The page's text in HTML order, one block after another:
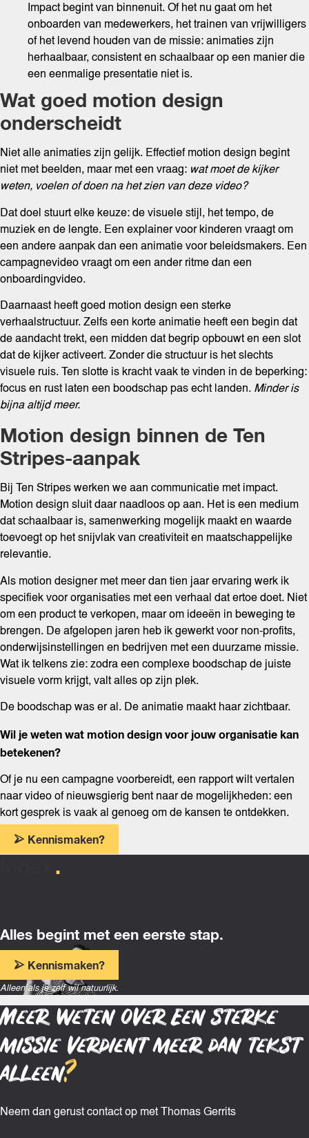
Impact begint van binnenuit. Of het nu gaat om het
onboarden van medewerkers, het trainen van vrijwilligers
of het levend houden van de missie: animaties zijn
herhaalbaar, consistent en schaalbaar op een manier die
een eenmalige presentatie niet is.
Wat goed motion design
onderscheidt
Niet alle animaties zijn gelijk. Effectief motion design begint
niet met beelden, maar met een vraag: wat moet de kijker
weten, voelen of doen na het zien van deze video?
Dat doel stuurt elke keuze: de visuele stijl, het tempo, de
muziek en de lengte. Een explainer voor kinderen vraagt om
een andere aanpak dan een animatie voor beleidsmakers. Een
campagnevideo vraagt om een ander ritme dan een
onboardingvideo.
Daarnaast heeft goed motion design een sterke
verhaalstructuur. Zelfs een korte animatie heeft een begin dat
de aandacht trekt, een midden dat begrip opbouwt en een slot
dat de kijker activeert. Zonder die structuur is het slechts
visuele ruis. Ten slotte is kracht vaak te vinden in de beperking:
focus en rust laten een boodschap pas echt landen. Minder is
bijna altijd meer.
Motion design binnen de Ten
Stripes-aanpak
Bij Ten Stripes werken we aan communicatie met impact.
Motion design sluit daar naadloos op aan. Het is een medium
dat schaalbaar is, samenwerking mogelijk maakt en waarde
toevoegt op het snijvlak van creativiteit en maatschappelijke
relevantie.
Als motion designer met meer dan tien jaar ervaring werk ik
specifiek voor organisaties met een verhaal dat ertoe doet. Niet
om een product te verkopen, maar om ideeën in beweging te
brengen. De afgelopen jaren heb ik gewerkt voor non-profits,
onderwijsinstellingen en bedrijven met een duurzame missie.
Wat ik telkens zie: zodra een complexe boodschap de juiste
visuele vorm krijgt, valt alles op zijn plek.
De boodschap was er al. De animatie maakt haar zichtbaar.
Wil je weten wat motion design voor jouw organisatie kan
betekenen?
Of je nu een campagne voorbereidt, een rapport wilt vertalen
naar video of nieuwsgierig bent naar de mogelijkheden: een
kort gesprek is vaak al genoeg om de kansen te ontdekken.
Kennismaken?
Index
Alles begint met een eerste stap.
Kennismaken?
Alleen als je zelf wil natuurlijk.
Meer weten over Een sterke
missie verdient meer dan tekst
alleen?
Neem dan gerust contact op met Thomas Gerrits